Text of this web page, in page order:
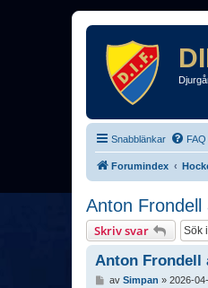
Snabblänkar FAQ
Forumindex
Anton Frondell
Skriv svar
Anton Frondell
av Simpan » 2026-